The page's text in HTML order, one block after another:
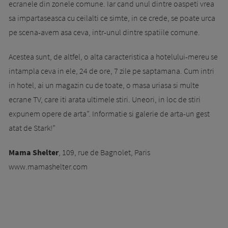
ecranele din zonele comune. Iar cand unul dintre oaspeti vrea
sa impartaseasca cu ceilalti ce simte, in ce crede, se poate urca
pe scena-avem asa ceva, intr-unul dintre spatiile comune.
Acestea sunt, de altfel, o alta caracteristica a hotelului-mereu se
intampla ceva in ele, 24 de ore, 7 zile pe saptamana. Cum intri
in hotel, ai un magazin cu de toate, o masa uriasa si multe
ecrane TV, care iti arata ultimele stiri. Uneori, in loc de stiri
expunem opere de arta”. Informatie si galerie de arta-un gest
atat de Stark!”
Mama Shelter, 109, rue de Bagnolet, Paris
www.mamashelter.com